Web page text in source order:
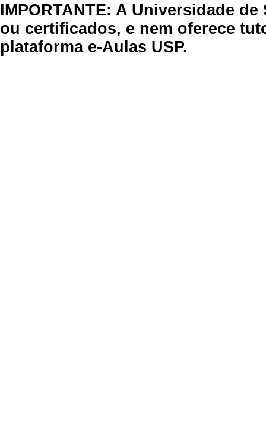
IMPORTANTE: A Universidade
ou certificados, e nem oferece
plataforma e-Aulas USP.